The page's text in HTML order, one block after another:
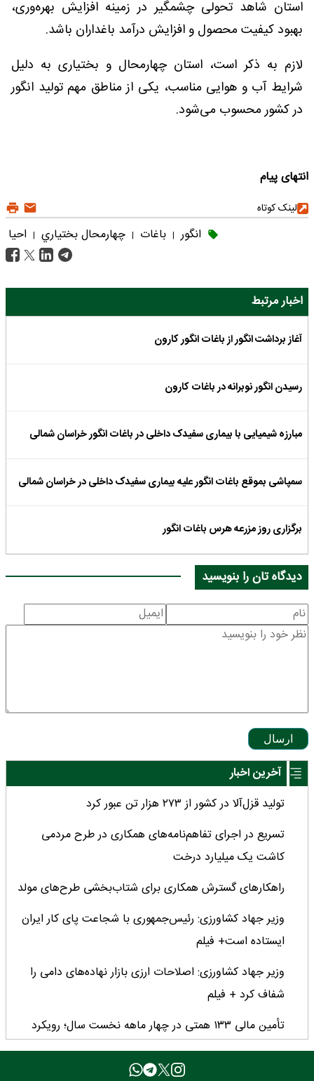
استان شاهد تحولی چشمگیر در زمینه افزایش بهره‌وری،
بهبود کیفیت محصول و افزایش درآمد باغداران باشد.
لازم به ذکر است، استان چهارمحال و بختیاری به دلیل
شرایط آب و هوایی مناسب، یکی از مناطق مهم تولید انگور
در کشور محسوب می‌شود.
انتهای پیام
لینک کوتاه
انگور | باغات | چهارمحال بختياري | احيا
اخبار مرتبط
آغاز برداشت انگور از باغات انگور کارون
رسیدن انگور نوبرانه در باغات کارون
مبارزه شیمیایی با بیماری سفیدک داخلی در باغات انگور خراسان شمالی
سمپاشی بموقع باغات انگور علیه بیماری سفیدک داخلی در خراسان شمالی
برگزاری روز مزرعه هرس باغات انگور
دیدگاه تان را بنویسید
ارسال
آخرین اخبار
تولید قزل‌آلا در کشور از ۲۷۳ هزار تن عبور کرد
تسریع در اجرای تفاهم‌نامه‌های همکاری در طرح مردمی
کاشت یک میلیارد درخت
راهکارهای گسترش همکاری برای شتاب‌بخشی طرح‌های مولد
وزیر جهاد کشاورزی: رئیس‌جمهوری با شجاعت پای کار ایران
ایستاده است+ فیلم
وزیر جهاد کشاورزی: اصلاحات ارزی بازار نهاده‌های دامی را
شفاف کرد + فیلم
تأمین مالی ۱۳۳ همتی در چهار ماهه نخست سال؛ رویکرد
هدفمند بانک کشاورزی برای تضمین امنیت غذایی